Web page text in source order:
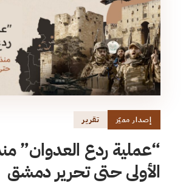
إصدار مميّز تقرير
“عملية ردع العدوان”
الأولى حتى تحرير دمشق